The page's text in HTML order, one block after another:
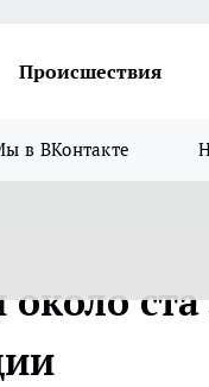
Происшествия
в ВКонтакте